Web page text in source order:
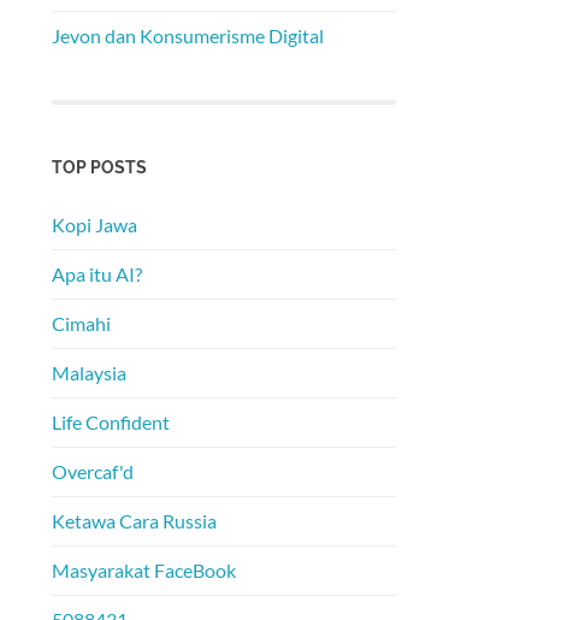
Jevon dan Konsumerisme Digital
TOP POSTS
Kopi Jawa
Apa itu AI?
Cimahi
Malaysia
Life Confident
Overcaf'd
Ketawa Cara Russia
Masyarakat FaceBook